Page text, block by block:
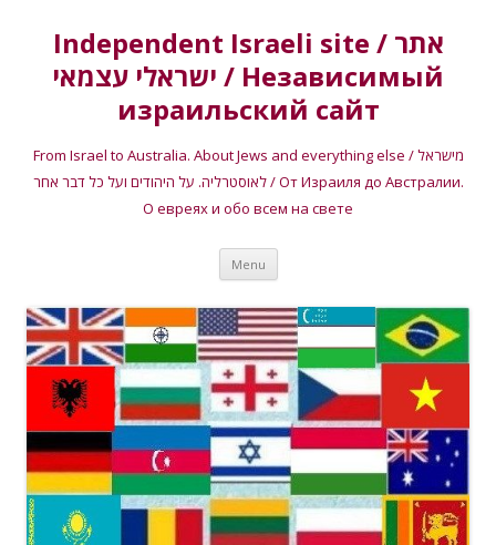
Independent Israeli site / אתר
ישראלי עצמאי / Независимый
израильский сайт
From Israel to Australia. About Jews and everything else / מישראל
לאוסטרליה. על היהודים ועל כל דבר אחר / От Израиля до Австралии.
О евреях и обо всем на свете
Menu Skip
content